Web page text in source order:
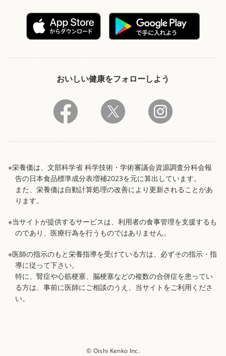
おいしい健康をフォローしよう
※栄養価は、文部科学省 科学技術・学術審議会資源調査分科会報
告の日本食品標準成分表増補2023を元に算出しています。
また、栄養価は自動計算処理の改善により更新されることがあ
ります。
※当サイトが提供するサービスは、利用者の食事管理を支援するも
のであり、医療行為を行うものではありません。
※医師の指示のもと栄養指導を受けている方は、必ずその指示・指
導に従って下さい。
特に、腎症や心筋梗塞、脳梗塞などの複数の合併症を患ってい
る方は、事前に医師にご相談のうえ、当サイトをご利用くださ
い。
© Oishi Kenko Inc.